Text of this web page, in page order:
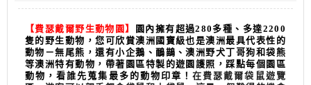
【費瑟戴爾野生動物園】
園內擁有超過280多種、多達2200
隻的野生動物，您可欣賞澳洲國寶級也是澳洲最具代表性的
動物－無尾熊，還有小企鵝、鴯鶓、澳洲野犬丁哥狗和袋熊
等澳洲特有動物，帶著園區特製的遊園護照，踩點每個園區
動物，看誰先蒐集最多的動物印章！在費瑟戴爾袋鼠遊覽